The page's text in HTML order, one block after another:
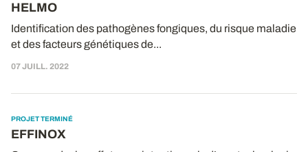
HELMO
Identification des pathogènes fongiques, du risque maladie
et des facteurs génétiques de...
07 JUILL. 2022
PROJET TERMINÉ
EFFINOX